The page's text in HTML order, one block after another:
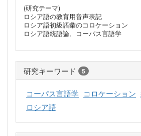
(研究テーマ)
ロシア語の教育用音声表記
ロシア語初級語彙のコロケーション
ロシア語統語論、コーパス言語学
研究キーワード 5
コーパス言語学 コロケーション
ロシア語